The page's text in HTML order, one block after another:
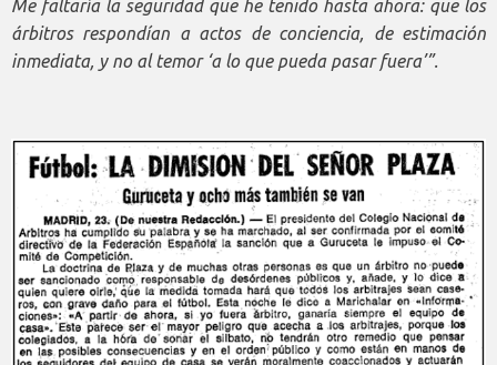
Me faltaría la seguridad que he tenido hasta ahora: que los
árbitros respondían a actos de conciencia, de estimación
inmediata, y no al temor ‘a lo que pueda pasar fuera’”.